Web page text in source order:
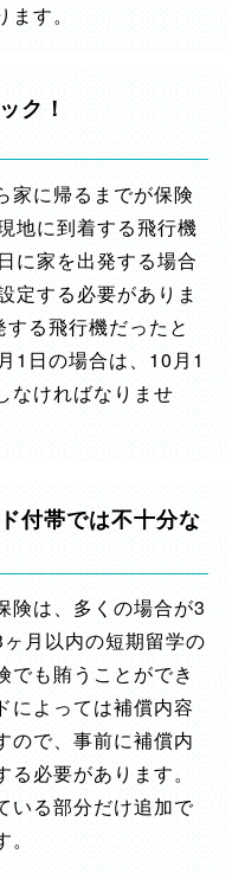
す。
ク！
家に帰るまでが保険
地に到着する飛行機
に家を出発する場合
定する必要がありま
る飛行機だったと
1日の場合は、10月1
なければなりませ
付帯では不十分な
険は、多くの場合が3
月以内の短期留学の
でも賄うことができ
によっては補償内容
ので、事前に補償内
必要があります。
いる部分だけ追加で